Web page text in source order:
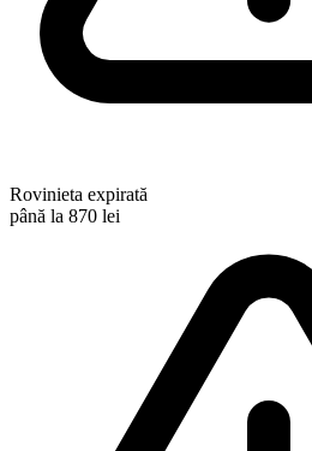
Rovinieta expirată
până la 870 lei